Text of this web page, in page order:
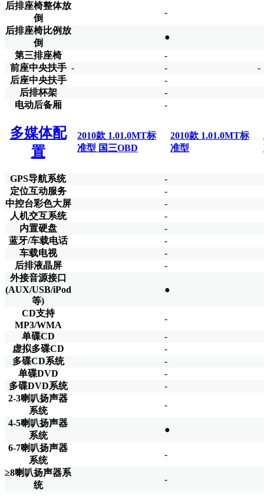
后排座椅整体放
倒
-
后排座椅比例放
倒
●
第三排座椅
-
前座中央扶手 - -
-
后座中央扶手
-
后排杯架
-
电动后备厢
-
多媒体配
置
2010款 1.01.0MT标
准型 国三OBD
2010款 1.01.0MT标
准型
GPS导航系统
-
定位互动服务
-
中控台彩色大屏
-
人机交互系统
-
内置硬盘
-
蓝牙/车载电话
-
车载电视
-
后排液晶屏
-
外接音源接口
(AUX/USB/iPod
等)
●
CD支持
MP3/WMA
-
单碟CD
-
虚拟多碟CD
-
多碟CD系统
-
单碟DVD
-
多碟DVD系统
-
2-3喇叭扬声器
系统
-
4-5喇叭扬声器
系统
●
6-7喇叭扬声器
系统
-
≥8喇叭扬声器系
统
-